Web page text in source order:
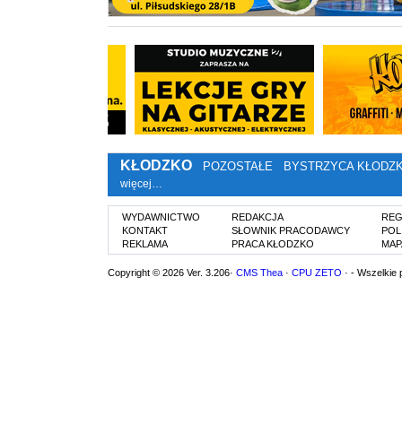
KŁODZKO POZOSTAŁE BYSTRZYCA
więcej…
WYDAWNICTWO
KONTAKT
REKLAMA
REDAKCJA
SŁOWNIK PRACODAWCY
PRACA KŁODZKO
Copyright © 2026 Ver. 3.206· CMS Thea · CPU ZETO · - Wszelkie